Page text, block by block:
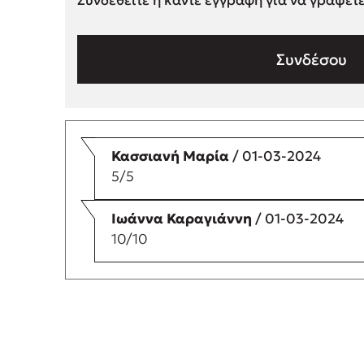
Συνδέσου
Κασσιανή Μαρία/ 01-03-2024
5/5
Ιωάννα Καραγιάννη / 01-03-2024
10/10